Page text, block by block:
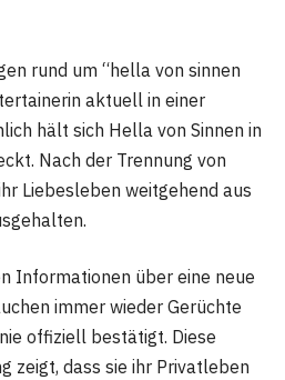
rund um “hella von sinnen
aktuell in einer
hält sich Hella von Sinnen in
Nach der Trennung von
Liebesleben weitgehend aus
Informationen über eine neue
immer wieder Gerüchte
offiziell bestätigt. Diese
zeigt, dass sie ihr Privatleben